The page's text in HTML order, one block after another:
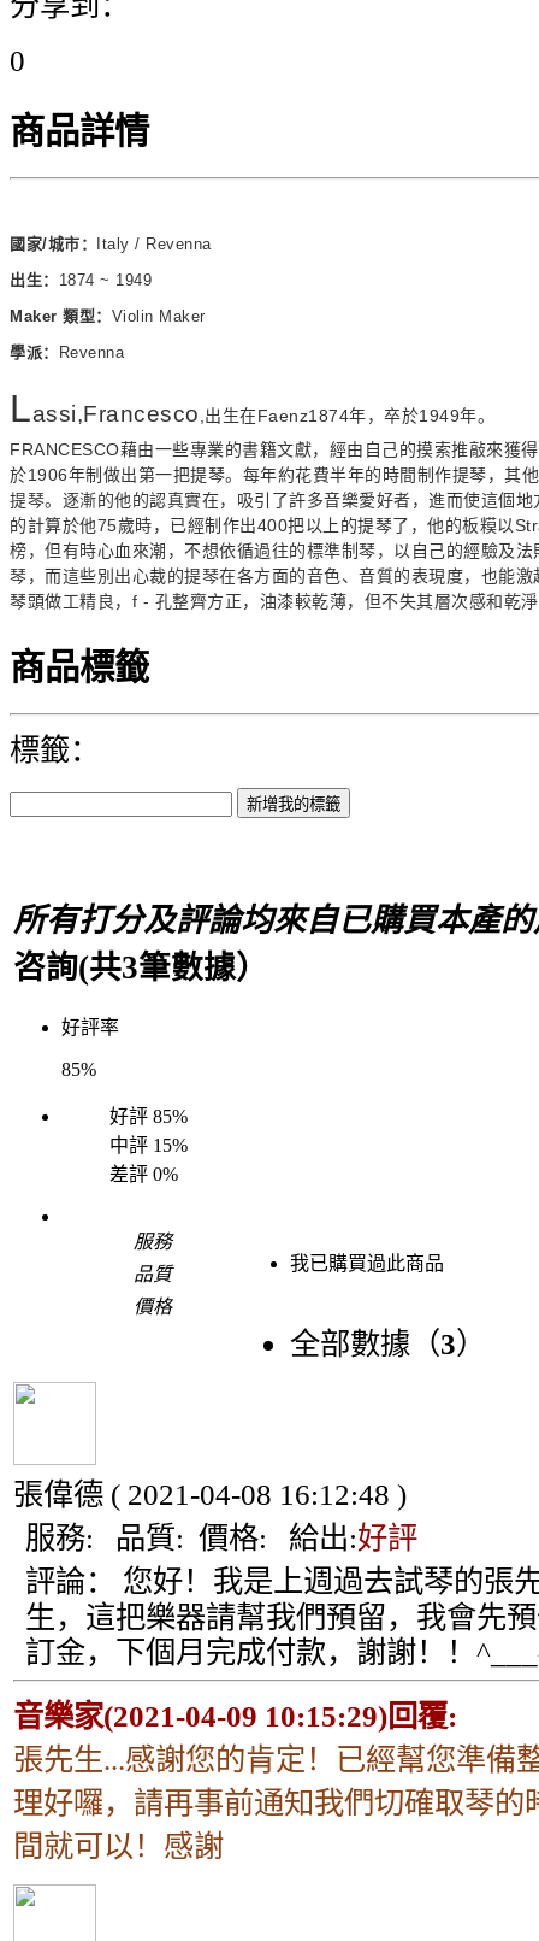
0
商品詳情
國家/城市： Italy / Revenna
出生： 1874 ~ 1949
Maker 類型： Violin Maker
學派： Revenna
Lassi,Francesco ,出生在Faenz1874年，卒於1949年。
FRANCESCO藉由一些專業的書籍文獻，經由自己的摸索推敲來獲
於1906年制做出第一把提琴。每年約花費半年的時間制作提琴，其
提琴。逐漸的他的認真實在，吸引了許多音樂愛好者，進而使這個
的計算於他75歲時，已經制作出400把以上的提琴了，他的板糢以
榜，但有時心血來潮，不想依循過往的標準制琴，以自己的經驗及
琴，而這些別出心裁的提琴在各方面的音色、音質的表現度，也能
琴頭做工精良，f - 孔整齊方正，油漆較乾薄，但不失其層次感和乾
商品標籤
標籤：
所有打分及評論均來自已購買本產
咨詢(共3筆數據）
好評率
85%
好評 85%
中評 15%
差評 0%
服務
品質
價格
我已購買過此商品
全部數據（3）
張偉德 ( 2021-04-08 16:12:48 )
服務: 品質: 價格: 給出:好評
評論：
您好！我是上週過去試琴的張
生，這把樂器請幫我們預留，我會先
訂金，下個月完成付款，謝謝！！
音樂家(2021-04-09 10:15:29)回覆:
張先生...感謝您的肯定！已經幫您準備
理好囉，請再事前通知我們切確取琴的
間就可以！感謝